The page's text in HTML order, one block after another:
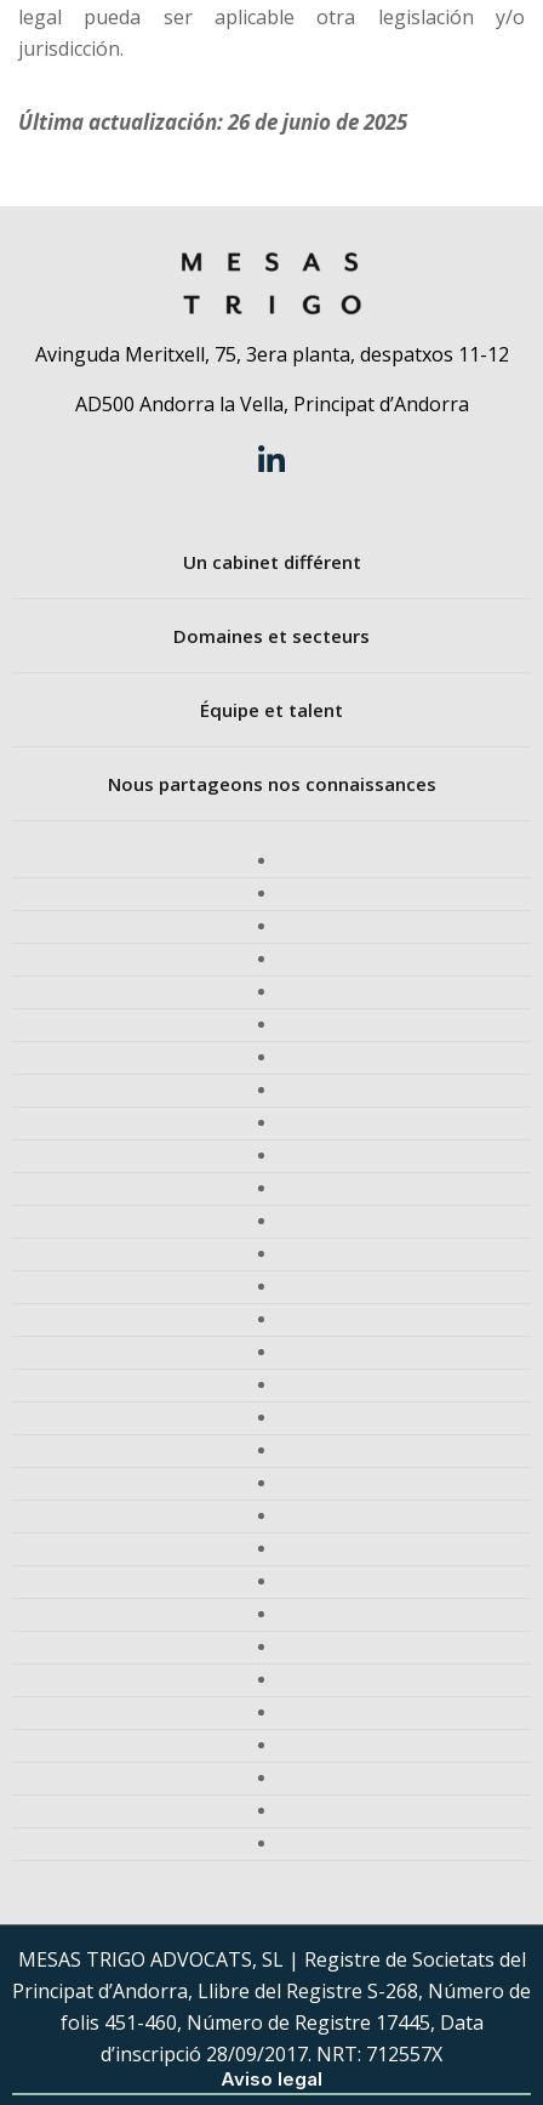
legal pueda ser aplicable otra legislación y/o
jurisdicción.
Última actualización: 26 de junio de 2025
Avinguda Meritxell, 75, 3era planta, despatxos 11-12
AD500 Andorra la Vella, Principat d’Andorra
Un cabinet différent
Domaines et secteurs
Équipe et talent
Nous partageons nos connaissances
MESAS TRIGO ADVOCATS, SL | Registre de Societats del
Principat d’Andorra, Llibre del Registre S-268, Número de
folis 451-460, Número de Registre 17445, Data
d’inscripció 28/09/2017. NRT: 712557X
Aviso legal